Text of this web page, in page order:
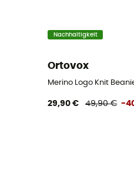
Nachhaltigkeit
Ortovox
Merino Logo Knit
29,90 € 49,90 € -